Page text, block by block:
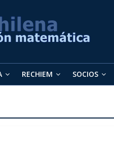
RECHIEM SOCIOS